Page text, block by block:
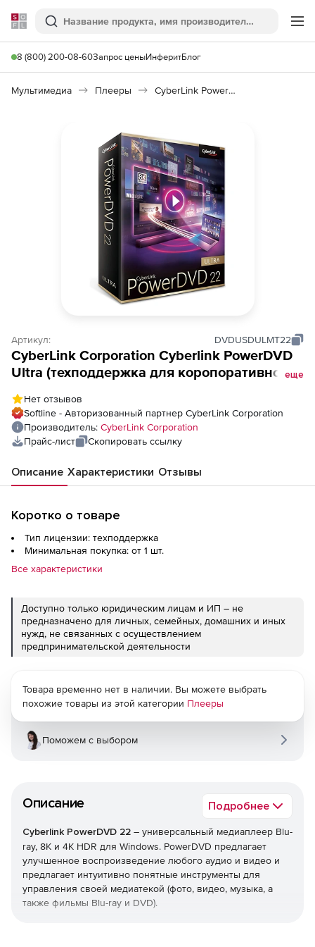
Softline
Поиск
8 (800) 200-08-60Запрос ценыИнферитБлог
Мультимедиа Плееры CyberLink PowerDVD 22
Артикул: DVDUSDULMT22
CyberLink Corporation Cyberlink PowerDVD
Ultra (техподдержка для коропоративной и
to last version of PowerDVD Ultra + free
techincal support available for : 1. New
purchase + Maintenance 2. upgrade to latest
еще
Нет отзывов
Softline - Авторизованный партнер CyberLink Corporation
Производитель: CyberLink Corporation
Прайс-лист
Скопировать ссылку
Описание Характеристики Отзывы
Коротко о товаре
Тип лицензии: техподдержка
Минимальная покупка: от 1 шт.
Все характеристики
Доступно только юридическим лицам и ИП – не
предназначено для личных, семейных, домашних и иных
нужд, не связанных с осуществлением
предпринимательской деятельности
Описание Подробнее
Cyberlink PowerDVD 22 – универсальный медиаплеер Blu-
ray, 8K и 4K HDR для Windows. PowerDVD предлагает
улучшенное воспроизведение любого аудио и видео и
предлагает интуитивно понятные инструменты для
управления своей медиатекой (фото, видео, музыка, а
также фильмы Blu-ray и DVD).
Товара временно нет в наличии. Вы можете выбрать
похожие товары из этой категории Плееры
Поможем с выбором